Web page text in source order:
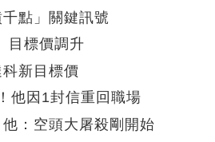
點」關鍵訊號
標價調升
新目標價
他因1封信重回職場
：空頭大屠殺剛開始